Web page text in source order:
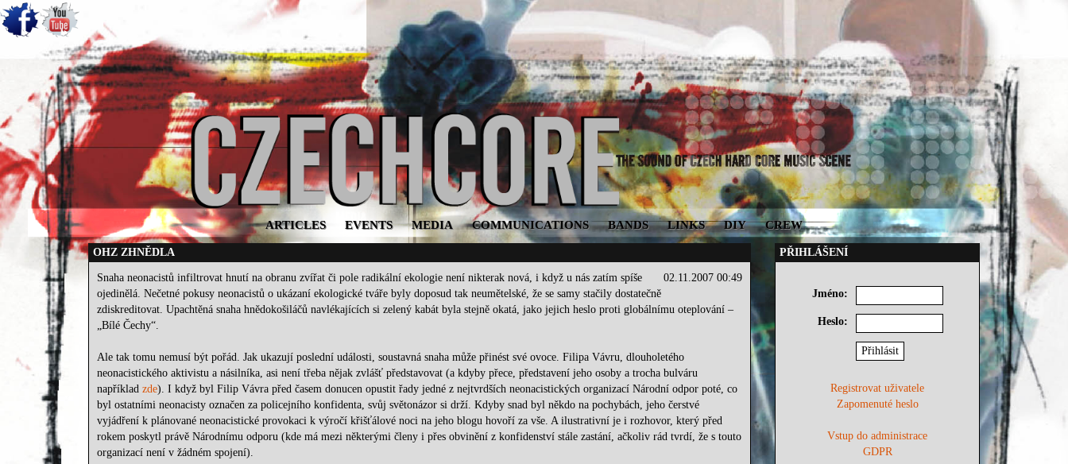
ARTICLES EVENTS MEDIA COMMUNICATIONS BANDS LINKS DIY CREW
OHZ ZHNĚDLA
02.11.2007 00:49
Snaha neonacistů infiltrovat hnutí na obranu zvířat či pole radikální ekologie není nikterak nová, i když u nás zatím spíše
ojedinělá. Nečetné pokusy neonacistů o ukázaní ekologické tváře byly doposud tak neumětelské, že se samy stačily dostatečně
zdiskreditovat. Upachtěná snaha hnědokošiláčů navlékajících si zelený kabát byla stejně okatá, jako jejich heslo proti globálnímu oteplování –
„Bílé Čechy“.
Ale tak tomu nemusí být pořád. Jak ukazují poslední události, soustavná snaha může přinést své ovoce. Filipa Vávru, dlouholetého
neonacistického aktivistu a násilníka, asi není třeba nějak zvlášť představovat (a kdyby přece, představení jeho osoby a trocha bulváru
například zde). I když byl Filip Vávra před časem donucen opustit řady jedné z nejtvrdších neonacistických organizací Národní odpor poté, co
byl ostatními neonacisty označen za policejního konfidenta, svůj světonázor si drží. Kdyby snad byl někdo na pochybách, jeho čerstvé
vyjádření k plánované neonacistické provokaci k výročí křišťálové noci na jeho blogu hovoří za vše. A ilustrativní je i rozhovor, který před
rokem poskytl právě Národnímu odporu (kde má mezi některými členy i přes obvinění z konfidenství stále zastání, ačkoliv rád tvrdí, že s touto
organizací není v žádném spojení).
PŘIHLÁŠENÍ
Jméno:
Heslo:
Registrovat uživatele
Zapomenuté heslo
Vstup do administrace
GDPR